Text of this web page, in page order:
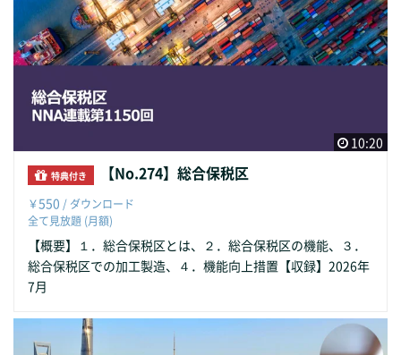
10:20
特典付き 【No.274】総合保税区
￥550 / ダウンロード
全て見放題 (月額)
【概要】１．総合保税区とは、２．総合保税区の機能、３．
総合保税区での加工製造、４．機能向上措置【収録】2026年
7月